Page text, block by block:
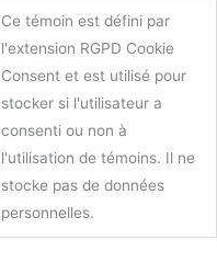
Ce témoin est défini par
l'extension RGPD Cookie
Consent et est utilisé pour
stocker si l'utilisateur a
consenti ou non à
l'utilisation de témoins. Il ne
stocke pas de données
personnelles.